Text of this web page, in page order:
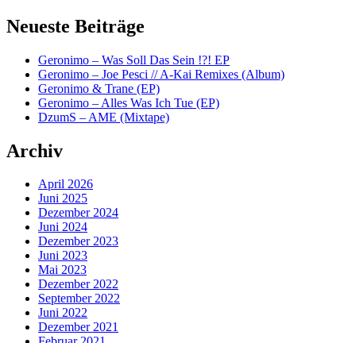
Neueste Beiträge
Geronimo – Was Soll Das Sein !?! EP
Geronimo – Joe Pesci // A-Kai Remixes (Album)
Geronimo & Trane (EP)
Geronimo – Alles Was Ich Tue (EP)
DzumS – AME (Mixtape)
Archiv
April 2026
Juni 2025
Dezember 2024
Juni 2024
Dezember 2023
Juni 2023
Mai 2023
Dezember 2022
September 2022
Juni 2022
Dezember 2021